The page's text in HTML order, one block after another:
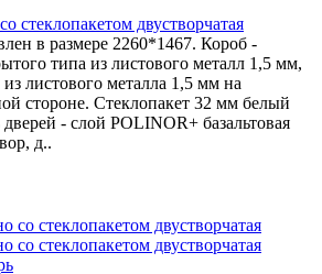
стеклопакетом двустворчатая
в размере 2260*1467. Короб -
типа из листового металл 1,5 мм,
листового металла 1,5 мм на
стороне. Стеклопакет 32 мм белый
- слой POLINOR+ базальтовая
д..